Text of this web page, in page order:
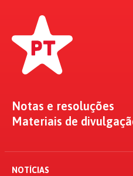
Notas e resoluções
Materiais de
NOTÍCIAS